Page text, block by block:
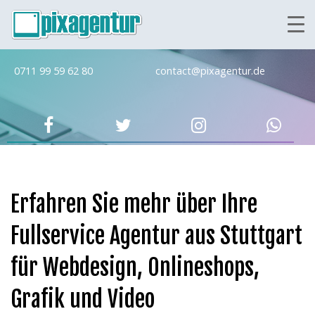
0711 99 59 62 80 contact@pixagentur.de
Erfahren Sie mehr über Ihre
Fullservice Agentur aus Stuttgart
für Webdesign, Onlineshops,
Grafik und Video